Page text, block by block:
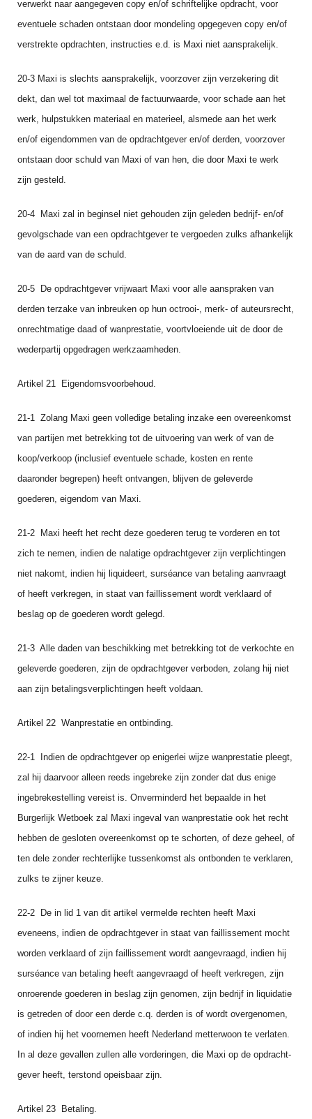
verwerkt naar aangegeven copy en/of schriftelijke opdracht, voor
eventuele schaden ontstaan door mondeling opgegeven copy en/of
verstrekte opdrachten, instructies e.d. is Maxi niet aansprakelijk.
20‑3 Maxi is slechts aansprakelijk, voorzover zijn verzekering dit
dekt, dan wel tot maximaal de factuurwaarde, voor schade aan het
werk, hulpstukken materiaal en materieel, alsmede aan het werk
en/of eigendommen van de opdracht­gever en/of derden, voorzover
ontstaan door schuld van Maxi of van hen, die door Maxi te werk
zijn gesteld.
20‑4 Maxi zal in beginsel niet gehouden zijn geleden bedrijf‑ en/of
gevolgschade van een opdracht­gever te vergoeden zulks afhankelijk
van de aard van de schuld.
20‑5 De opdrachtgever vrijwaart Maxi voor alle aanspraken van
derden terzake van inbreuken op hun octrooi‑, merk‑ of auteursrecht,
onrechtmatige daad of wanprestatie, voortvloei­ende uit de door de
wederpartij opgedragen werkzaamheden.
Artikel 21 Eigendomsvoorbehoud.
21‑1 Zolang Maxi geen volledige betaling inzake een overeenkomst
van partijen met betrekking tot de uitvoering van werk of van de
koop/ver­koop (inclusief eventuele schade, kosten en rente
daaronder begrepen) heeft ontvangen, blijven de geleverde
goederen, eigendom van Maxi.
21‑2 Maxi heeft het recht deze goederen terug te vorderen en tot
zich te nemen, indien de nalatige opdrachtgever zijn verplichtingen
niet nakomt, indien hij liquideert, surséance van betaling aanvraagt
of heeft verkregen, in staat van faillissement wordt verklaard of
beslag op de goederen wordt gelegd.
21‑3 Alle daden van beschikking met betrekking tot de verkochte en
geleverde goederen, zijn de opdrachtgever verboden, zolang hij niet
aan zijn betalingsverplichtingen heeft voldaan.
Artikel 22 Wanprestatie en ontbinding.
22‑1 Indien de opdrachtgever op enigerlei wijze wanprestatie pleegt,
zal hij daarvoor alleen reeds ingebreke zijn zonder dat dus enige
ingebrekestelling vereist is. Onverminderd het bepaalde in het
Burgerlijk Wetboek zal Maxi ingeval van wanprestatie ook het recht
hebben de gesloten overeen­komst op te schorten, of deze geheel, of
ten dele zonder rechterlijke tussenkomst als ontbonden te verklaren,
zulks te zijner keuze.
22‑2 De in lid 1 van dit artikel vermelde rechten heeft Maxi
eveneens, indien de opdrachtgever in staat van faillissement mocht
worden verklaard of zijn faillissement wordt aangevraagd, indien hij
surséance van betaling heeft aangevraagd of heeft verkregen, zijn
onroerende goederen in beslag zijn genomen, zijn bedrijf in liquidatie
is getreden of door een derde c.q. derden is of wordt overgenomen,
of indien hij het voornemen heeft Nederland metter­woon te verlaten.
In al deze gevallen zullen alle vorderingen, die Maxi op de opdracht­
ge­ver heeft, terstond opeisbaar zijn.
Artikel 23 Betaling.